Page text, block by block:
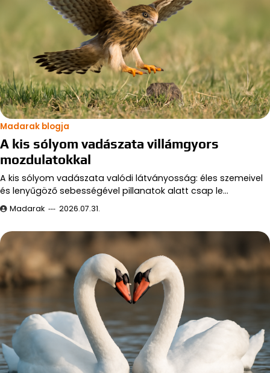
Madarak blogja
A kis sólyom vadászata villámgyors
mozdulatokkal
A kis sólyom vadászata valódi látványosság: éles szemeivel
és lenyűgöző sebességével pillanatok alatt csap le…
Madarak 2026.07.31.